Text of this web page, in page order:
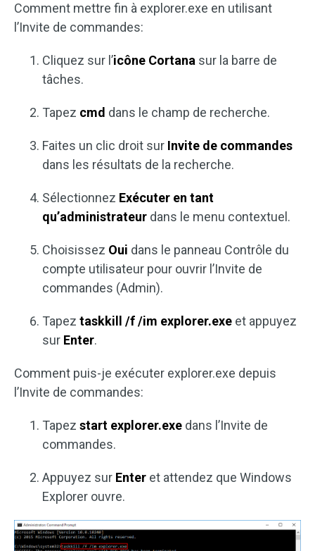
Comment mettre fin à explorer.exe en utilisant
l’Invite de commandes:
Cliquez sur l’icône Cortana sur la barre de
tâches.
Tapez cmd dans le champ de recherche.
Faites un clic droit sur Invite de commandes
dans les résultats de la recherche.
Sélectionnez Exécuter en tant
qu’administrateur dans le menu contextuel.
Choisissez Oui dans le panneau Contrôle du
compte utilisateur pour ouvrir l’Invite de
commandes (Admin).
Tapez taskkill /f /im explorer.exe et appuyez
sur Enter.
Comment puis-je exécuter explorer.exe depuis
l’Invite de commandes:
Tapez start explorer.exe dans l’Invite de
commandes.
Appuyez sur Enter et attendez que Windows
Explorer ouvre.